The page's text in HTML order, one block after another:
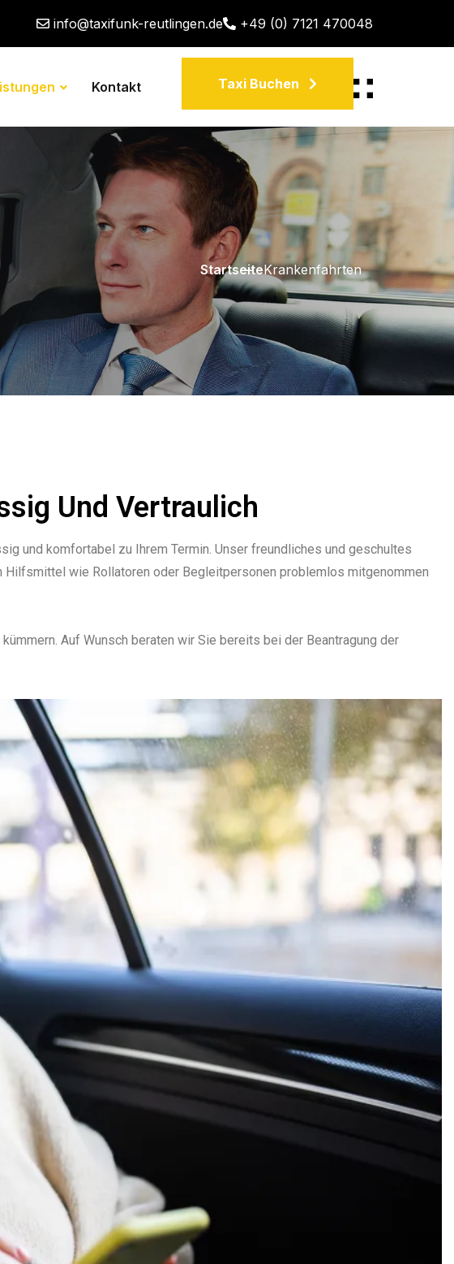
info@taxifunk-reutlingen.de +49 (0) 7121 470048
Kontakt Taxi Buchen
StartseiteKrankenfahrten
Und Vertraulich
und komfortabel zu Ihrem Termin. Unser freundliches und geschultes
Hilfsmittel wie Rollatoren oder Begleitpersonen problemlos mitgenommen
Auf Wunsch beraten wir Sie bereits bei der Beantragung der